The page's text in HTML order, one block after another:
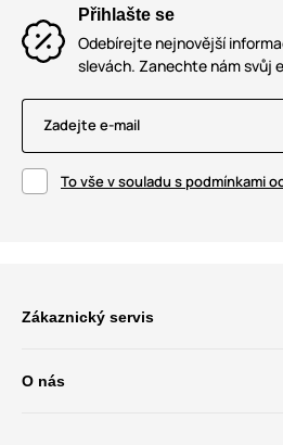
Přihlašte se
Odebírejte nejnovější
slevách. Zanechte nám svůj
Zadejte e-mail
To vše v souladu s podmínkami
Zákaznický servis
O nás